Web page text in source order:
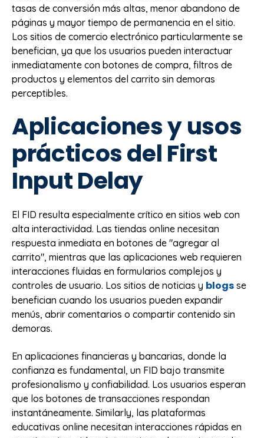
tasas de conversión más altas, menor abandono de
páginas y mayor tiempo de permanencia en el sitio.
Los sitios de comercio electrónico particularmente se
benefician, ya que los usuarios pueden interactuar
inmediatamente con botones de compra, filtros de
productos y elementos del carrito sin demoras
perceptibles.
Aplicaciones y usos
prácticos del First
Input Delay
El FID resulta especialmente crítico en sitios web con
alta interactividad. Las tiendas online necesitan
respuesta inmediata en botones de "agregar al
carrito", mientras que las aplicaciones web requieren
interacciones fluidas en formularios complejos y
controles de usuario. Los sitios de noticias y blogs se
benefician cuando los usuarios pueden expandir
menús, abrir comentarios o compartir contenido sin
demoras.
En aplicaciones financieras y bancarias, donde la
confianza es fundamental, un FID bajo transmite
profesionalismo y confiabilidad. Los usuarios esperan
que los botones de transacciones respondan
instantáneamente. Similarly, las plataformas
educativas online necesitan interacciones rápidas en